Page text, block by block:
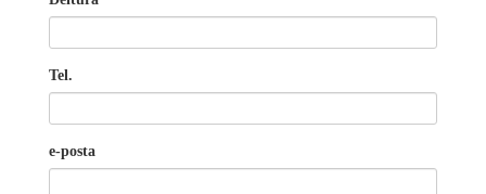
Tel.
e-posta